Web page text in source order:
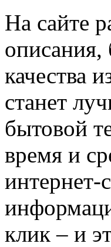
На сайте
описания,
качества
станет
бытовой
время и
интернет-
клик – и